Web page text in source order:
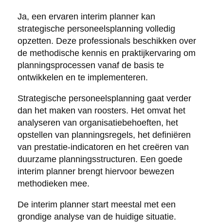
Ja, een ervaren interim planner kan
strategische personeelsplanning volledig
opzetten. Deze professionals beschikken over
de methodische kennis en praktijkervaring om
planningsprocessen vanaf de basis te
ontwikkelen en te implementeren.
Strategische personeelsplanning gaat verder
dan het maken van roosters. Het omvat het
analyseren van organisatiebehoeften, het
opstellen van planningsregels, het definiëren
van prestatie-indicatoren en het creëren van
duurzame planningsstructuren. Een goede
interim planner brengt hiervoor bewezen
methodieken mee.
De interim planner start meestal met een
grondige analyse van de huidige situatie.